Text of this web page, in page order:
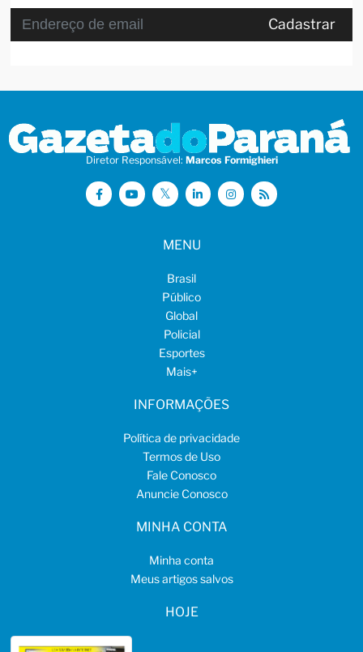
Cadastrar
Diretor Responsável: Marcos Formighieri
MENU
Brasil
Público
Global
Policial
Esportes
Mais+
INFORMAÇÕES
Política de privacidade
Termos de Uso
Fale Conosco
Anuncie Conosco
MINHA CONTA
Minha conta
Meus artigos salvos
HOJE